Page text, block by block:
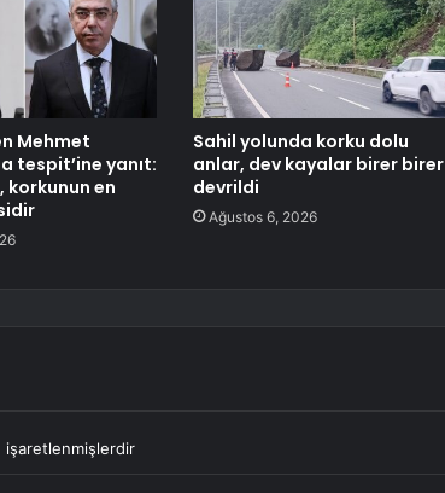
Mehmet
tespit’ine yanıt:
korkunun en
Sahil yolunda korku dolu
anlar, dev kayalar birer birer
devrildi
Ağustos 6, 2026
işaretlenmişlerdir